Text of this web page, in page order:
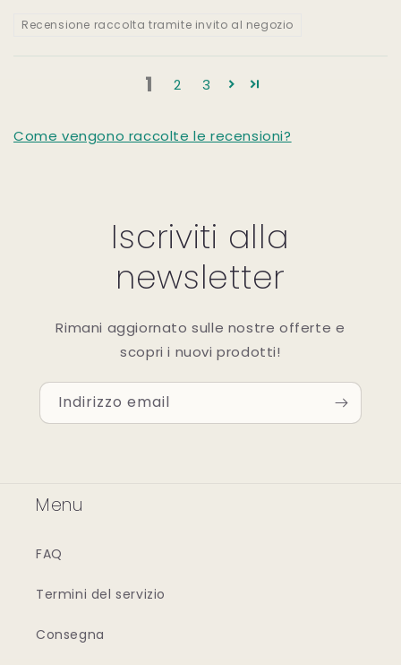
Recensione raccolta tramite invito al negozio
1 2 3
Come vengono raccolte le recensioni?
Iscriviti alla
newsletter
Rimani aggiornato sulle nostre offerte e
scopri i nuovi prodotti!
Indirizzo email
Menu
FAQ
Termini del servizio
Consegna